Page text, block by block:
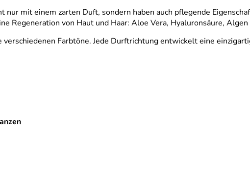
nur mit einem zarten Duft, sondern haben auch pflegende
Regeneration von Haut und Haar: Aloe Vera, Hyaluronsäure,
Farbtöne. Jede Durftrichtung entwickelt eine